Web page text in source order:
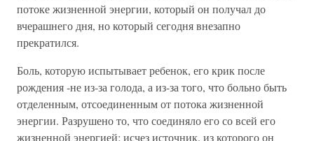
потоке жизненной энергии, который он получал до
вчерашнего дня, но который сегодня внезапно
прекратился.
Боль, которую испытывает ребенок, его крик после
рождения -не из-за голода, а из-за того, что больно быть
отделенным, отсоединенным от потока жизненной
энергии. Разрушено то, что соединяло его со всей его
жизненной энергией; исчез источник, из которого он